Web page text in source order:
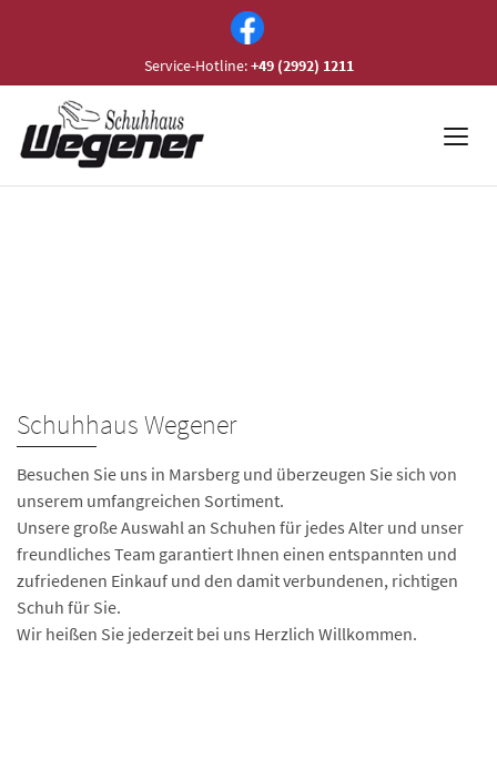
Service-Hotline:+49 (2992) 1211
Schuhhaus Wegener
Besuchen Sie uns in Marsberg und überzeugen Sie sich von
unserem umfangreichen Sortiment.
Unsere große Auswahl an Schuhen für jedes Alter und unser
freundliches Team garantiert Ihnen einen entspannten und
zufriedenen Einkauf und den damit verbundenen, richtigen
Schuh für Sie.
Wir heißen Sie jederzeit bei uns Herzlich Willkommen.